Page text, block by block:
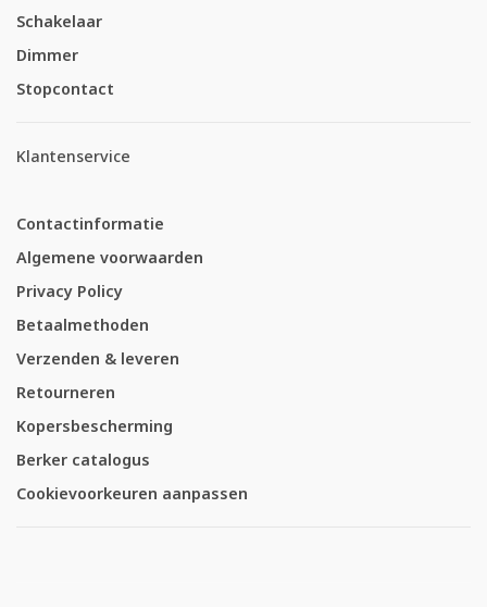
Schakelaar
Dimmer
Stopcontact
Klantenservice
Contactinformatie
Algemene voorwaarden
Privacy Policy
Betaalmethoden
Verzenden & leveren
Retourneren
Kopersbescherming
Berker catalogus
Cookievoorkeuren aanpassen